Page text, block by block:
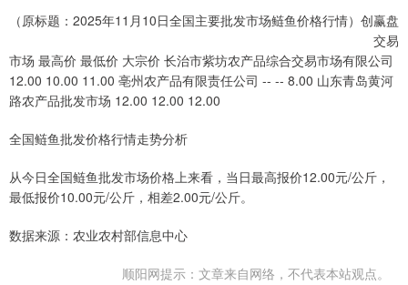
（原标题：2025年11月10日全国主要批发市场鲢鱼价格行情）创赢盘
交易
市场 最高价 最低价 大宗价 长治市紫坊农产品综合交易市场有限公司
12.00 10.00 11.00 亳州农产品有限责任公司 -- -- 8.00 山东青岛黄河
路农产品批发市场 12.00 12.00 12.00
全国鲢鱼批发价格行情走势分析
从今日全国鲢鱼批发市场价格上来看，当日最高报价12.00元/公斤，
最低报价10.00元/公斤，相差2.00元/公斤。
数据来源：农业农村部信息中心
顺阳网提示：文章来自网络，不代表本站观点。